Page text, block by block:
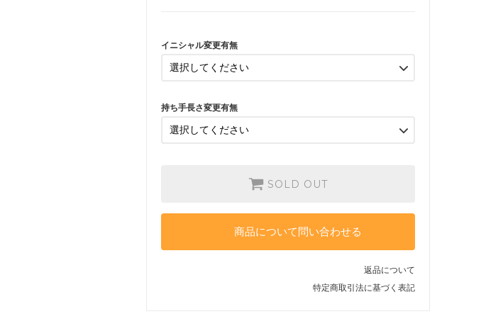
イニシャル変更有無
持ち手長さ変更有無
SOLD OUT
商品について問い合わせる
返品について
特定商取引法に基づく表記